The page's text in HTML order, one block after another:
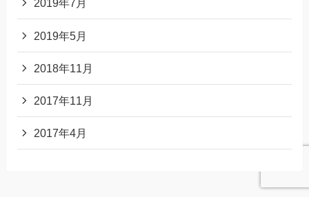
2019年7月
2019年5月
2018年11月
2017年11月
2017年4月